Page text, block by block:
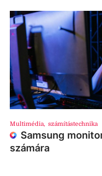
Multimédia, számítástechnika
Samsung
számára